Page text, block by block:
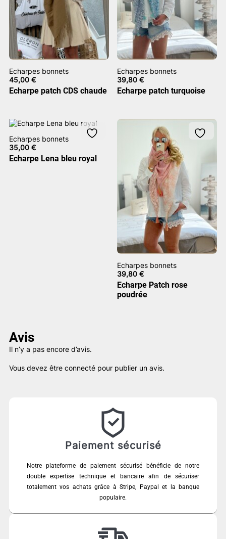
Echarpes bonnets
45,00 €
Echarpe patch CDS chaude
Echarpes bonnets
39,80€
Echarpe patch turquoise
Echarpes bonnets
35,00 €
Echarpe Lena bleu royal
Echarpes bonnets
39,80€
Echarpe Patch rose
poudrée
Avis
Il n’y a pas encore d’avis.
Vous devez être connecté pour publier un avis.
Paiement sécurisé
Notre plateforme de paiement sécurisé bénéficie de notre
double expertise technique et bancaire afin de sécuriser
totalement vos achats grâce à Stripe, Paypal et la banque
populaire.